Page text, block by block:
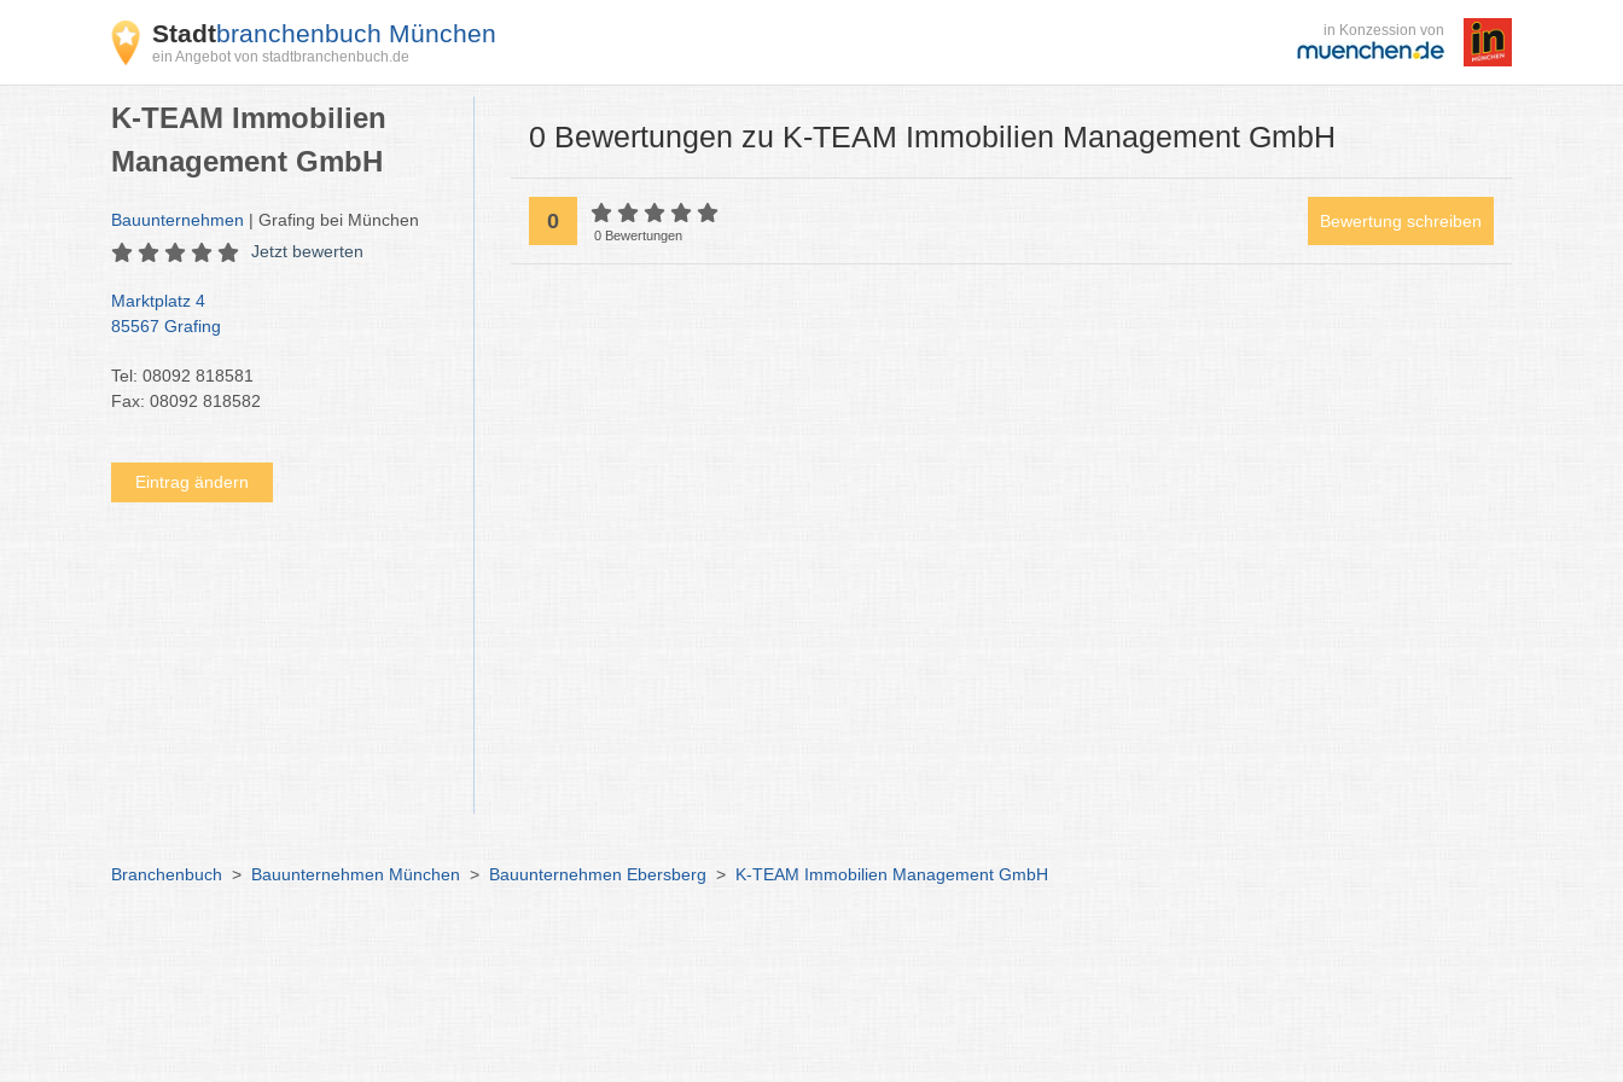
Stadtbranchenbuch München
ein Angebot von stadtbranchenbuch.de
in Konzession von
K-TEAM Immobilien
Management GmbH
Bauunternehmen | Grafing bei München
Jetzt bewerten
Marktplatz 4
85567 Grafing
Tel: 08092 818581
Fax: 08092 818582
Eintrag ändern
0 Bewertungen zu K-TEAM Immobilien Management GmbH
0
0 Bewertungen
Bewertung schreiben
Branchenbuch > Bauunternehmen München > Bauunternehmen Ebersberg > K-TEAM Immobilien Management GmbH